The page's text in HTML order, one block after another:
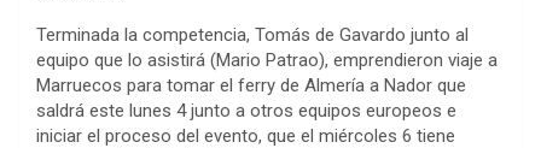
Terminada la competencia, Tomás de Gavardo junto al
equipo que lo asistirá (Mario Patrao), emprendieron viaje a
Marruecos para tomar el ferry de Almería a Nador que
saldrá este lunes 4 junto a otros equipos europeos e
iniciar el proceso del evento, que el miércoles 6 tiene